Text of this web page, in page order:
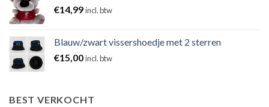
€14,99incl. btw
Blauw/zwart vissershoedje met 2 sterren
€15,00incl. btw
BEST VERKOCHT